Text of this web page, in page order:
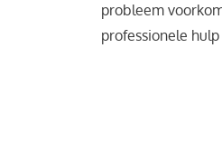
probleem
professionele